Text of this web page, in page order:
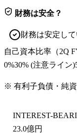
財務は安全？
財務は安定し
自己資本比率 （2Q
0%30% (注意ライン)
※ 有利子負債・純
INTEREST-
23.0億円